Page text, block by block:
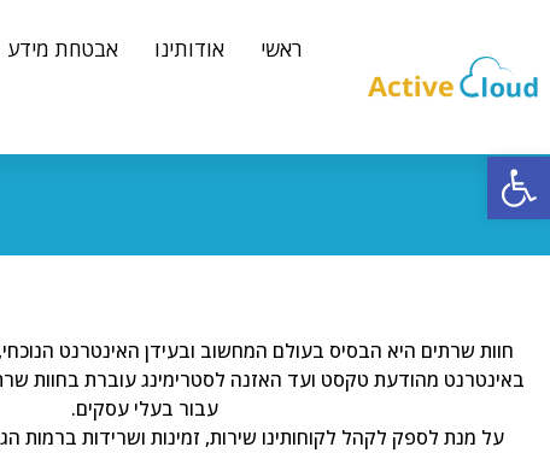
פתח סרגל נגישות
ראשי אודותינו אבטחת מידע
חוות שרתים היא הבסיס בעולם המחשוב ובעידן האינטרנט
באינטרנט מהודעת טקסט ועד האזנה לסטרימינג עוברת בחוות
עבור בעלי עסקים.
על מנת לספק לקהל לקוחותינו שירות, זמינות ושרידות ברמות